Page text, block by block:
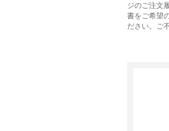
ジのご注文
書をご希望
ださい。ご